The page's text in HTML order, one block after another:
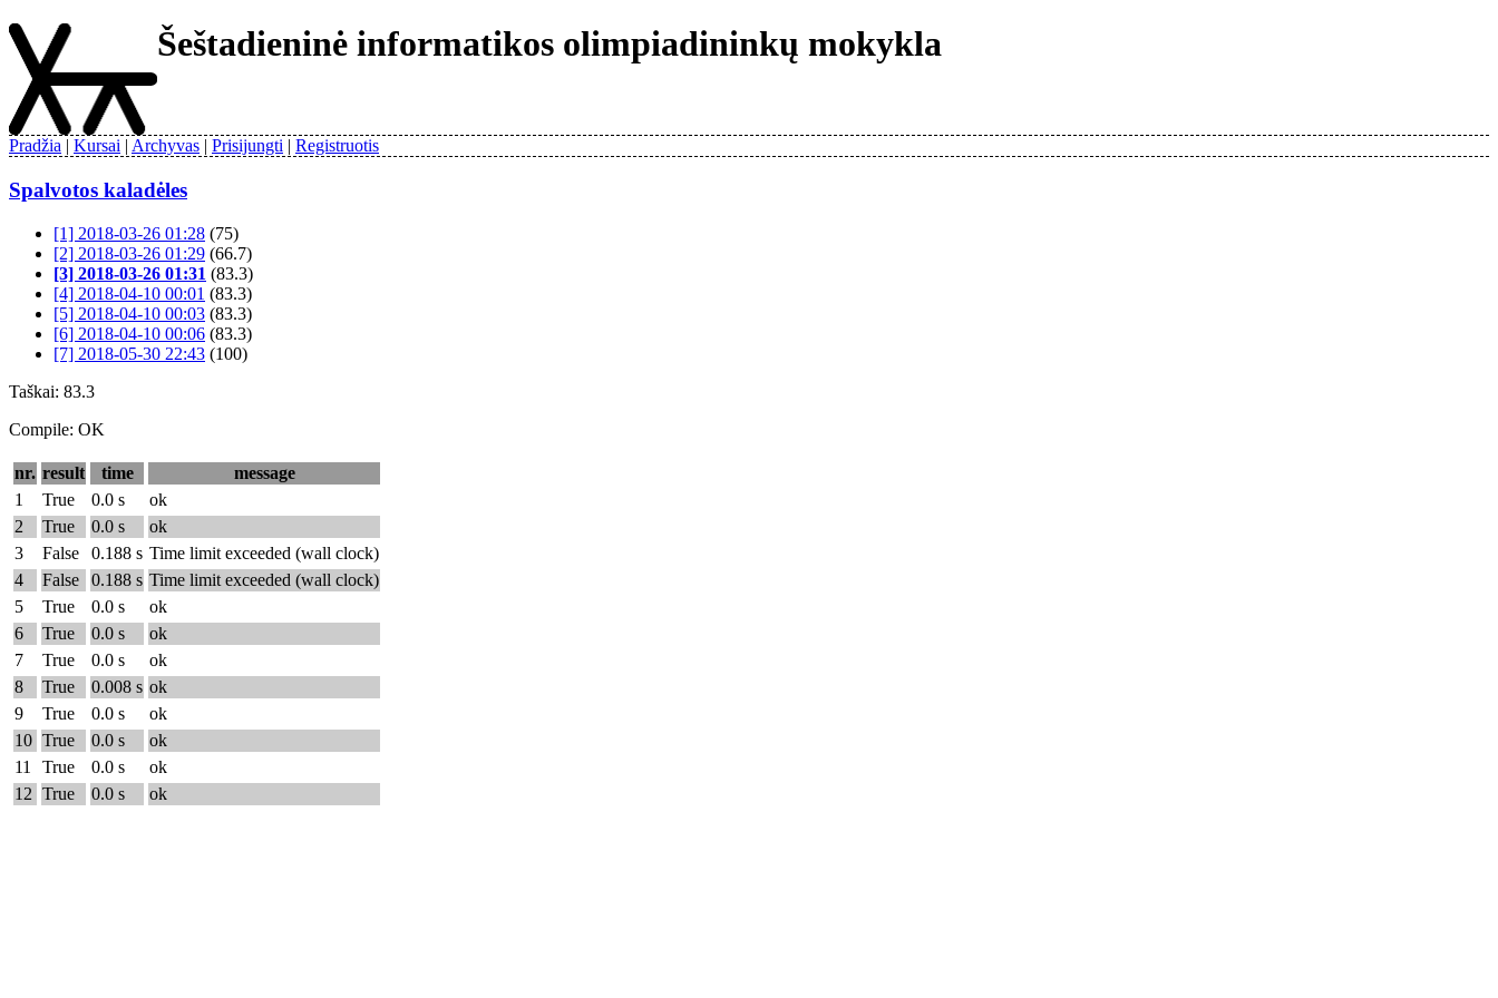
Šeštadieninė informatikos olimpiadininkų mokykla
Pradžia Kursai Archyvas Prisijungti Registruotis
Spalvotos kaladėles
[1] 2018-03-26 01:28 (75)
[2] 2018-03-26 01:29 (66.7)
[3] 2018-03-26 01:31 (83.3)
[4] 2018-04-10 00:01 (83.3)
[5] 2018-04-10 00:03 (83.3)
[6] 2018-04-10 00:06 (83.3)
[7] 2018-05-30 22:43 (100)
Taškai: 83.3
Compile: OK
nr. result time
message
1
True 0.0 s
ok
2
True 0.0 s
ok
3
False 0.188 s Time limit exceeded (wall clock)
4
False 0.188 s Time limit exceeded (wall clock)
5
True 0.0 s
ok
6
True 0.0 s
ok
7
True 0.0 s
ok
8
True 0.008 s ok
9
True 0.0 s
ok
10 True 0.0 s
ok
11
True 0.0 s
ok
12 True 0.0 s ok